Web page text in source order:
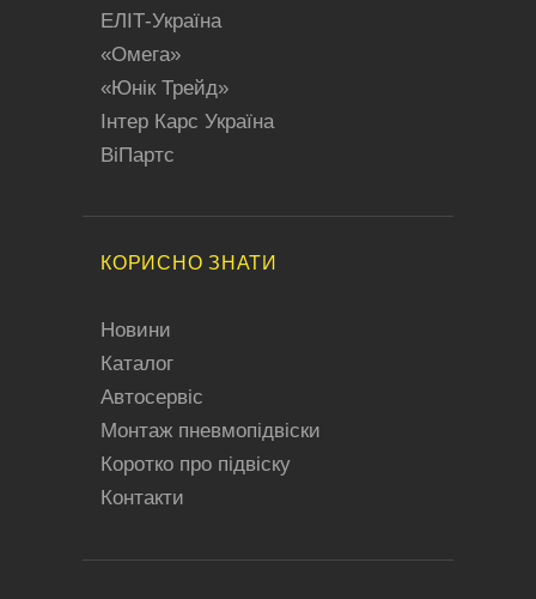
ЕЛІТ-Україна
«Oмега»
«Юнік Трейд»
Iнтер Карс Україна
BiПартс
КОРИСНО ЗНАТИ
Новини
Каталог
Автосервіс
Монтаж пневмопідвіски
Коротко про підвіску
Контакти